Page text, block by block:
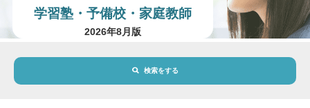
学習塾・予備校・家庭教師
2026年8月版
検索をする